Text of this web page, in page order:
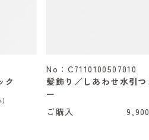
ク
)
No：C7110100507010
髪飾り／しあわせ水引つ
ー
ご購入
9,900